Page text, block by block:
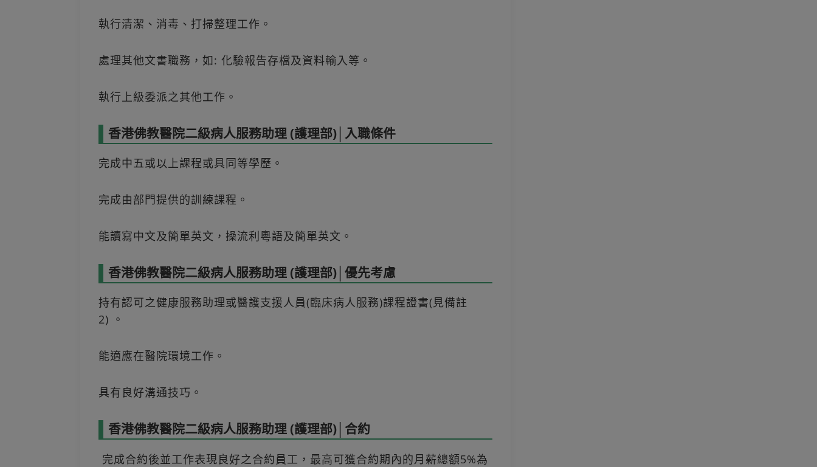
執行清潔、消毒、打掃整理工作。
處理其他文書職務，如: 化驗報告存檔及資料輸入等。
執行上級委派之其他工作。
香港佛教醫院二級病人服務助理 (護理部)│入職條件
完成中五或以上課程或具同等學歷。
完成由部門提供的訓練課程。
能讀寫中文及簡單英文，操流利粵語及簡單英文。
香港佛教醫院二級病人服務助理 (護理部)│優先考慮
持有認可之健康服務助理或醫護支援人員(臨床病人服務)課程證書(見備註
2) 。
能適應在醫院環境工作。
具有良好溝通技巧。
香港佛教醫院二級病人服務助理 (護理部)│合約
完成合約後並工作表現良好之合約員工，最高可獲合約期內的月薪總額5%為